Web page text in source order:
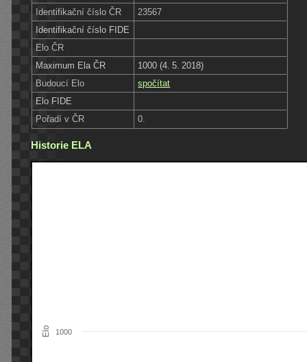
Identifikační číslo ČR
23567
Identifikační číslo FIDE
Elo ČR
Maximum Ela ČR
1000 (4. 5. 2018)
Budoucí Elo
spočítat
Elo FIDE
Pořadí v ČR
0.
Historie ELA
Elo 1000